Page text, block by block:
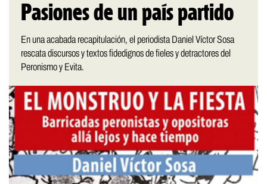
Pasiones de un país partido
En una acabada recapitulación, el periodista Daniel Víctor Sosa
rescata discursos y textos fidedignos de fieles y detractores del
Peronismo y Evita.